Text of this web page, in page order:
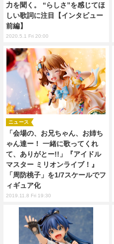
力を聞く。 “らしさ”を感じてほ
しい歌詞に注目【インタビュー
前編】
2020.5.1 Fri 20:00
「会場の、お兄ちゃん、お姉ち
ゃん達ー！ 一緒に歌ってくれ
て、ありがとー!!」『アイドル
マスター ミリオンライブ！』
「周防桃子」を1/7スケールでフ
ィギュア化
ニュース
2019.11.8 Fri 19:30